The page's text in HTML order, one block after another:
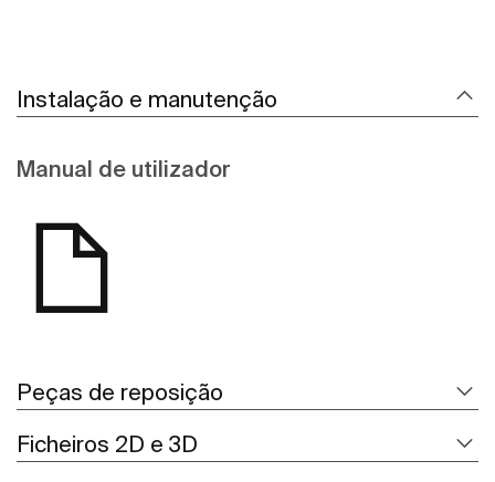
Instalação e manutenção
Manual de utilizador
Peças de reposição
Ficheiros 2D e 3D